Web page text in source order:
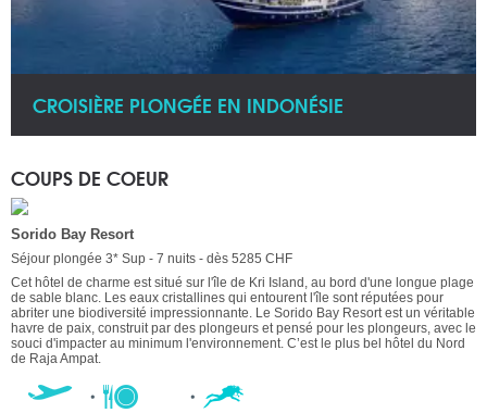
CROISIÈRE PLONGÉE EN INDONÉSIE
COUPS DE COEUR
Sorido Bay Resort
Séjour plongée 3* Sup - 7 nuits - dès 5285 CHF
Cet hôtel de charme est situé sur l'île de Kri Island, au bord d'une longue plage
de sable blanc. Les eaux cristallines qui entourent l'île sont réputées pour
abriter une biodiversité impressionnante. Le Sorido Bay Resort est un véritable
havre de paix, construit par des plongeurs et pensé pour les plongeurs, avec le
souci d'impacter au minimum l'environnement. C’est le plus bel hôtel du Nord
de Raja Ampat.